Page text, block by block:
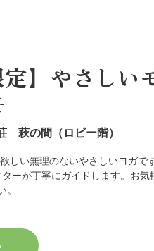
】やさしい
萩の間（ロビー階）
しい無理のないやさしいヨガで
ーが丁寧にガイドします。お気
。